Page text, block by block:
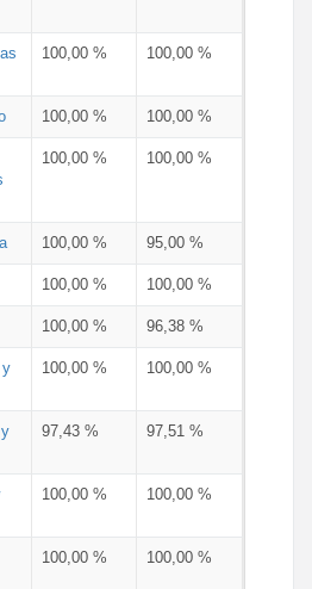
100,00 % 100,00 %
100,00 % 100,00 %
100,00 % 100,00 %
100,00 % 95,00 %
100,00 % 100,00 %
100,00 % 96,38 %
y
100,00 % 100,00 %
97,43 % 97,51 %
100,00 % 100,00 %
100,00 % 100,00 %